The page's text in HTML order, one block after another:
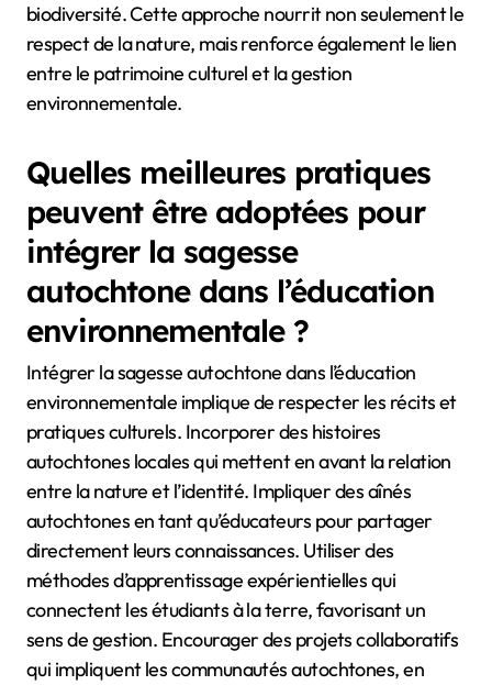
biodiversité. Cette approche nourrit non seulement le
respect de la nature, mais renforce également le lien
entre le patrimoine culturel et la gestion
environnementale.
Quelles meilleures pratiques
peuvent être adoptées pour
intégrer la sagesse
autochtone dans l’éducation
environnementale ?
Intégrer la sagesse autochtone dans l’éducation
environnementale implique de respecter les récits et
pratiques culturels. Incorporer des histoires
autochtones locales qui mettent en avant la relation
entre la nature et l’identité. Impliquer des aînés
autochtones en tant qu’éducateurs pour partager
directement leurs connaissances. Utiliser des
méthodes d’apprentissage expérientielles qui
connectent les étudiants à la terre, favorisant un
sens de gestion. Encourager des projets collaboratifs
qui impliquent les communautés autochtones, en